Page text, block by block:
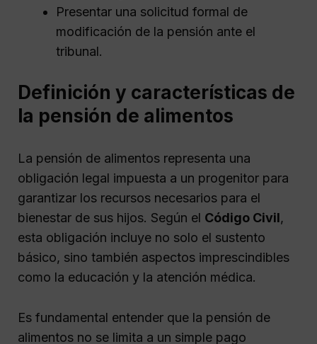
Presentar una solicitud formal de
modificación de la pensión ante el
tribunal.
Definición y características de
la pensión de alimentos
La pensión de alimentos representa una
obligación legal impuesta a un progenitor para
garantizar los recursos necesarios para el
bienestar de sus hijos. Según el Código Civil,
esta obligación incluye no solo el sustento
básico, sino también aspectos imprescindibles
como la educación y la atención médica.
Es fundamental entender que la pensión de
alimentos no se limita a un simple pago